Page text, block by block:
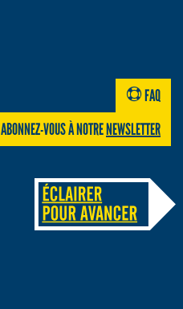
FAQ
ABONNEZ-VOUS À NOTRENEWSLETTER